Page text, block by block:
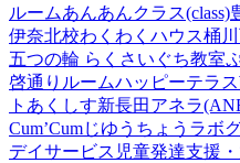
ルームあんあんクラス(class)
伊奈北校わくわくハウス桶
五つの輪 らくさいぐち教室
啓通りルームハッピーテラ
トあくしす新長田 アネラ
Cum’Cumじゆうちょうラボ
デイサービス 児童発達支援